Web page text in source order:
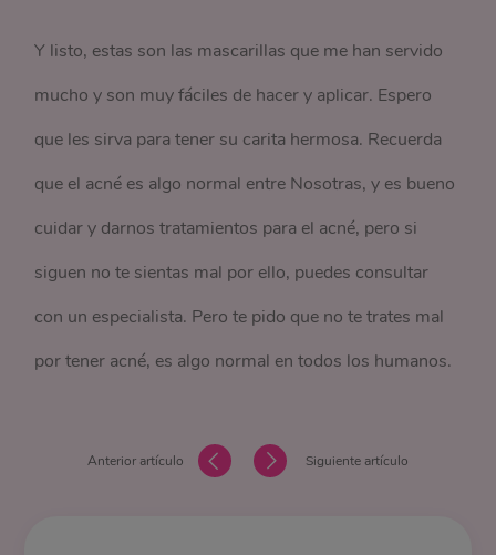
Y listo, estas son las mascarillas que me han servido
mucho y son muy fáciles de hacer y aplicar. Espero
que les sirva para tener su carita hermosa. Recuerda
que el acné es algo normal entre Nosotras, y es bueno
cuidar y darnos tratamientos para el acné, pero si
siguen no te sientas mal por ello, puedes consultar
con un especialista. Pero te pido que no te trates mal
por tener acné, es algo normal en todos los humanos.
Anterior artículo Siguiente artículo